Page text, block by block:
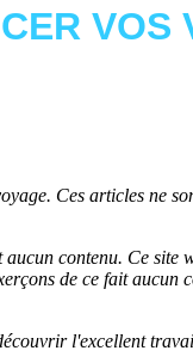
VOS
Ces articles ne
contenu. Ce site
de ce fait
l'excellent